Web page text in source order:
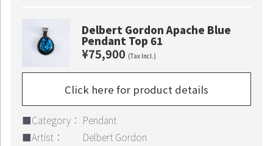
Delbert Gordon Apache Blue
Pendant Top 61
¥75,900 (Tax Incl.)
Click here for product details
■Category： Pendant
■Artist：
Delbert Gordon